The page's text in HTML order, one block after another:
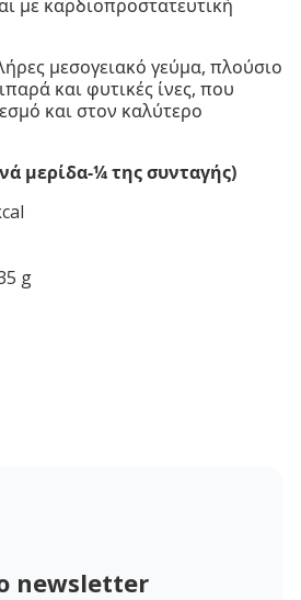
με καρδιοπροστατευτική
μεσογειακό γεύμα, πλούσιο
και φυτικές ίνες, που
και στον καλύτερο
μερίδα-¼ της συνταγής)
g
newsletter